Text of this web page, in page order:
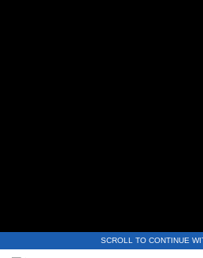
SCROLL TO CONTINUE